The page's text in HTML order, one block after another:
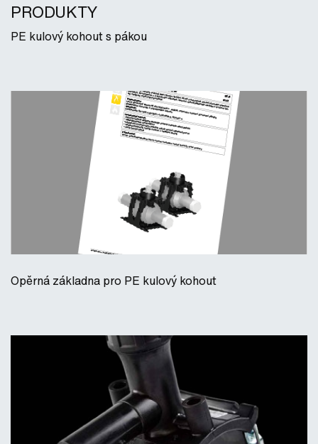
PRODUKTY
PE kulový kohout s pákou
Opěrná základna pro PE kulový kohout